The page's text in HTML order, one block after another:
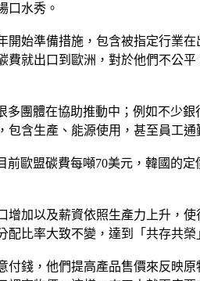
口水秀。
始準備措施，包含被指定行業
就出口到歐洲，對於他們不公
團體在協助推動中；例如不少
含生產、能源使用，甚至員工通
歐盟碳費每噸70美元，韓國的定
加以及薪資依照生產力上升，
比率大致不變，達到「共存共榮
錢，他們提高產品售價來反映